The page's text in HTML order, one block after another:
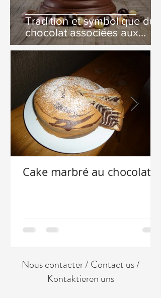
Tradition et symbolique du
chocolat associées aux
Fêtes de Pâques
Cake marbré au chocolat
Nous contacter / Contact us /
Kontaktieren uns